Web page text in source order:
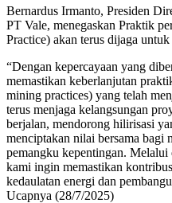
Bernardus Irmanto, Presiden
PT Vale, menegaskan Praktik
Practice) akan terus dijaga
“Dengan kepercayaan yang
memastikan keberlanjutan
mining practices) yang telah
terus menjaga kelangsungan
berjalan, mendorong hilirisasi
menciptakan nilai bersama bagi
pemangku kepentingan.
kami ingin memastikan
kedaulatan energi dan
Ucapnya (28/7/2025)